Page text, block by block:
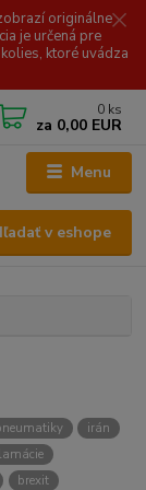
originálne
je určená pre
ktoré uvádza
Menu
v eshope
0 ks
za 0,00 EUR
irán
brexit